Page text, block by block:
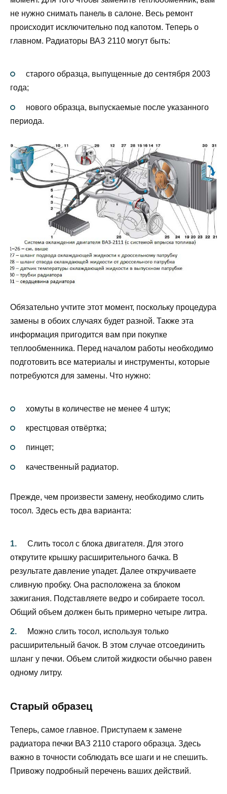
не нужно снимать панель в салоне. Весь ремонт
происходит исключительно под капотом. Теперь о
главном. Радиаторы ВАЗ 2110 могут быть:
старого образца, выпущенные до сентября 2003
года;
нового образца, выпускаемые после указанного
периода.
Обязательно учтите этот момент, поскольку процедура
замены в обоих случаях будет разной. Также эта
информация пригодится вам при покупке
теплообменника. Перед началом работы необходимо
подготовить все материалы и инструменты, которые
потребуются для замены. Что нужно:
хомуты в количестве не менее 4 штук;
крестцовая отвёртка;
пинцет;
качественный радиатор.
Прежде, чем произвести замену, необходимо слить
тосол. Здесь есть два варианта:
Слить тосол с блока двигателя. Для этого
открутите крышку расширительного бачка. В
результате давление упадет. Далее откручиваете
сливную пробку. Она расположена за блоком
зажигания. Подставляете ведро и собираете тосол.
Общий объем должен быть примерно четыре литра.
Можно слить тосол, используя только
расширительный бачок. В этом случае отсоединить
шланг у печки. Объем слитой жидкости обычно равен
одному литру.
Старый образец
Теперь, самое главное. Приступаем к замене
радиатора печки ВАЗ 2110 старого образца. Здесь
важно в точности соблюдать все шаги и не спешить.
Привожу подробный перечень ваших действий.